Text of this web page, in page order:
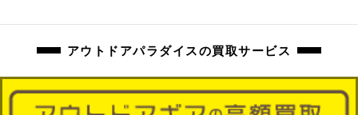
アウトドアパラダイスの買取サービス